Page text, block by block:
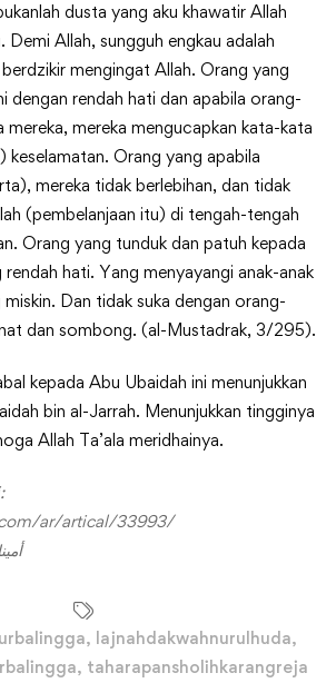
dusta yang aku khawatir Allah
Demi Allah, sungguh engkau adalah
mengingat Allah. Orang yang
dengan rendah hati dan apabila orang-
mereka, mereka mengucapkan kata-kata
keselamatan. Orang yang apabila
mereka tidak berlebihan, dan tidak
(pembelanjaan itu) di tengah-tengah
Orang yang tunduk dan patuh kepada
hati. Yang menyayangi anak-anak
Dan tidak suka dengan orang-
dan sombong. (al-Mustadrak, 3/295).
kepada Abu Ubaidah ini menunjukkan
bin al-Jarrah. Menunjukkan tingginya
Allah Ta’ala meridhainya.
ar/artical/33993/
, lajnahdakwahnurulhuda,
, taharapansholihkarangreja